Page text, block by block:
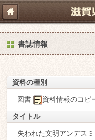
書誌情報
資料の種別
図書 資料情報のコピ
タイトル
失われた文明アンデス